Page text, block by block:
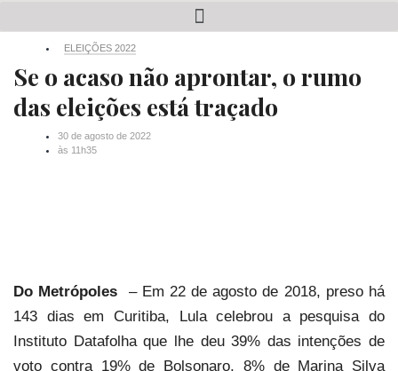
ELEIÇÕES 2022
Se o acaso não aprontar, o rumo
das eleições está traçado
30 de agosto de 2022
às 11h35
Do Metrópoles
– Em 22 de agosto de 2018, preso há
143 dias em Curitiba, Lula celebrou a pesquisa do
Instituto Datafolha que lhe deu 39% das intenções de
voto contra 19% de Bolsonaro, 8% de Marina Silva